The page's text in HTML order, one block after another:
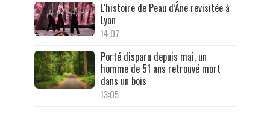
L'histoire de Peau d’Âne revisitée à
Lyon
14:07
Porté disparu depuis mai, un
homme de 51 ans retrouvé mort
dans un bois
13:05